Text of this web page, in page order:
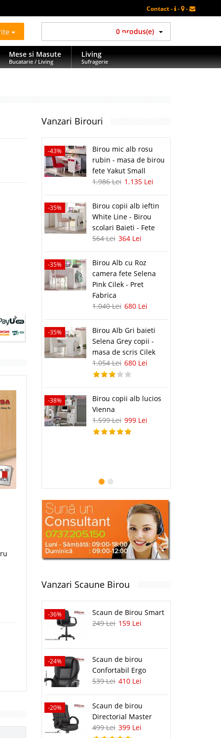
Contact - - -
0 produs(e)
Mese si Masute
Bucatarie / Living
Living
Sufragerie
Vanzari Birouri
-43%
Birou mic alb rosu
rubin - masa de birou
fete Yakut Small
1.986 Lei 1.135 Lei
-35%
Birou copii alb ieftin
White Line - Birou
scolari Baieti - Fete
564 Lei 364 Lei
-35%
Birou Alb cu Roz
camera fete Selena
Pink Cilek - Pret
Fabrica
1.040 Lei 680 Lei
-35%
Birou Alb Gri baieti
Selena Grey copii -
masa de scris Cilek
1.054 Lei 680 Lei
-38%
Birou copii alb lucios
Vienna
1.599 Lei 999 Lei
Vanzari Scaune Birou
-36%
Scaun de Birou Smart
249 Lei 159 Lei
-24%
Scaun de birou
Confortabil Ergo
539 Lei 410 Lei
-20%
Scaun de birou
Directorial Master
499 Lei 399 Lei